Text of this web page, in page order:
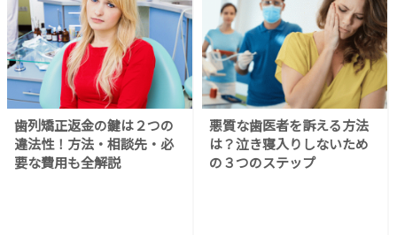
歯列矯正返金の鍵は２つの
違法性！方法・相談先・必
要な費用も全解説
悪質な歯医者を訴える方法
は？泣き寝入りしないため
の３つのステップ